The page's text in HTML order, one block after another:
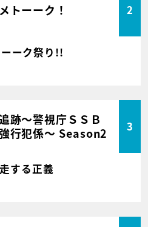
トーーク！ 2
ーク祭り!!
跡～警視庁ＳＳＢ
行犯係～ Season2
3
する正義